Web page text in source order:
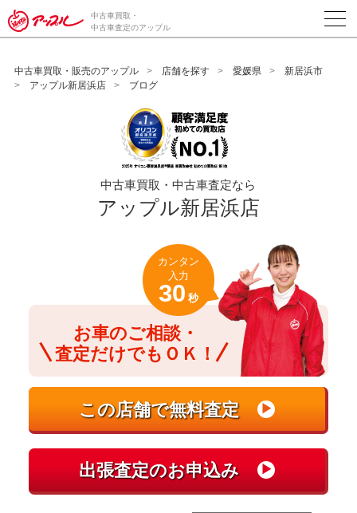
/*ABテスト_新規査定フォームの為のCVボタン*/
中古車買取・
中古車査定のアップル
中古車買取・販売のアップル 店舗を探す 愛媛県
新居浜市
アップル新居浜店
ブログ
中古車買取・中古車査定なら
アップル新居浜店
お車のご相談・
査定だけでもＯＫ！
カンタン
入力
30 秒